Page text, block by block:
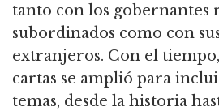
tanto con los gobernantes
subordinados como con
extranjeros. Con el
cartas se amplió para
temas, desde la historia